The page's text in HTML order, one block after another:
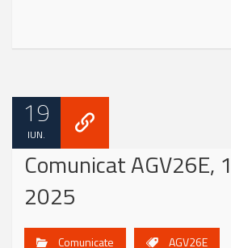
19
IUN.
Comunicat AGV26E,
2025
Comunicate AGV26E